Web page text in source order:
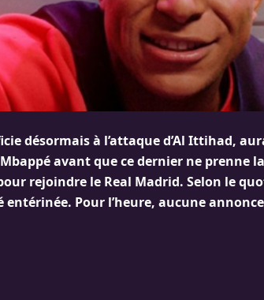
désormais à l’attaque d’Al Ittihad,
avant que ce dernier ne prenne
rejoindre le Real Madrid. Selon le
Pour l’heure, aucune